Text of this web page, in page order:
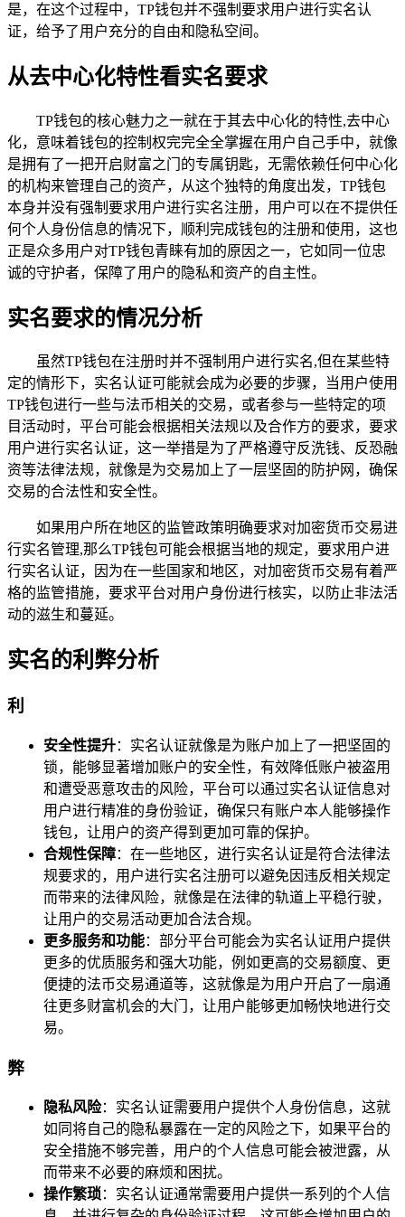
是，在这个过程中，TP钱包并不强制要求用户进行实名认
证，给予了用户充分的自由和隐私空间。
从去中心化特性看实名要求
TP钱包的核心魅力之一就在于其去中心化的特性,去中心
化，意味着钱包的控制权完完全全掌握在用户自己手中，就像
是拥有了一把开启财富之门的专属钥匙，无需依赖任何中心化
的机构来管理自己的资产，从这个独特的角度出发，TP钱包
本身并没有强制要求用户进行实名注册，用户可以在不提供任
何个人身份信息的情况下，顺利完成钱包的注册和使用，这也
正是众多用户对TP钱包青睐有加的原因之一，它如同一位忠
诚的守护者，保障了用户的隐私和资产的自主性。
实名要求的情况分析
虽然TP钱包在注册时并不强制用户进行实名,但在某些特
定的情形下，实名认证可能就会成为必要的步骤，当用户使用
TP钱包进行一些与法币相关的交易，或者参与一些特定的项
目活动时，平台可能会根据相关法规以及合作方的要求，要求
用户进行实名认证，这一举措是为了严格遵守反洗钱、反恐融
资等法律法规，就像是为交易加上了一层坚固的防护网，确保
交易的合法性和安全性。
如果用户所在地区的监管政策明确要求对加密货币交易进
行实名管理,那么TP钱包可能会根据当地的规定，要求用户进
行实名认证，因为在一些国家和地区，对加密货币交易有着严
格的监管措施，要求平台对用户身份进行核实，以防止非法活
动的滋生和蔓延。
实名的利弊分析
利
安全性提升：实名认证就像是为账户加上了一把坚固的
锁，能够显著增加账户的安全性，有效降低账户被盗用
和遭受恶意攻击的风险，平台可以通过实名认证信息对
用户进行精准的身份验证，确保只有账户本人能够操作
钱包，让用户的资产得到更加可靠的保护。
合规性保障：在一些地区，进行实名认证是符合法律法
规要求的，用户进行实名注册可以避免因违反相关规定
而带来的法律风险，就像是在法律的轨道上平稳行驶，
让用户的交易活动更加合法合规。
更多服务和功能：部分平台可能会为实名认证用户提供
更多的优质服务和强大功能，例如更高的交易额度、更
便捷的法币交易通道等，这就像是为用户开启了一扇通
往更多财富机会的大门，让用户能够更加畅快地进行交
易。
弊
隐私风险：实名认证需要用户提供个人身份信息，这就
如同将自己的隐私暴露在一定的风险之下，如果平台的
安全措施不够完善，用户的个人信息可能会被泄露，从
而带来不必要的麻烦和困扰。
操作繁琐：实名认证通常需要用户提供一系列的个人信